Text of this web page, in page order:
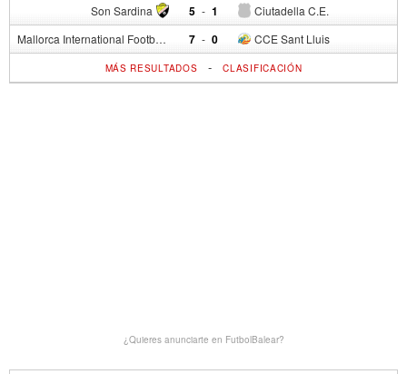
Son Sardina 5 - Ciutadella C.E.
1
Mallorca International Football Club del S.p. 7 - CCE Sant Lluis
0
MÁS RESULTADOS -CLASIFICACIÓN
¿Quieres anunciarte en FutbolBalear?